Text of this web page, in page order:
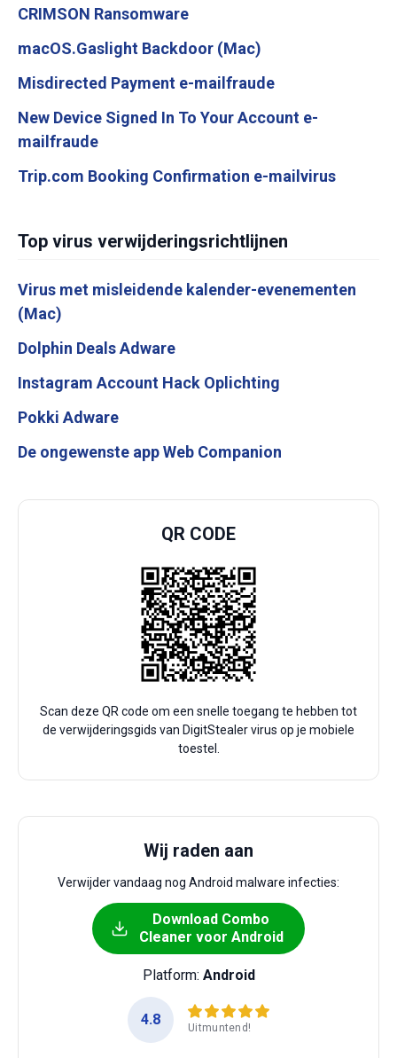
CRIMSON Ransomware
macOS.Gaslight Backdoor (Mac)
Misdirected Payment e-mailfraude
New Device Signed In To Your Account e-
mailfraude
Trip.com Booking Confirmation e-mailvirus
Top virus verwijderingsrichtlijnen
Virus met misleidende kalender-evenementen
(Mac)
Dolphin Deals Adware
Instagram Account Hack Oplichting
Pokki Adware
De ongewenste app Web Companion
QR CODE
Scan deze QR code om een snelle toegang te hebben tot
de verwijderingsgids van DigitStealer virus op je mobiele
toestel.
Wij raden aan
Verwijder vandaag nog Android malware infecties:
Download Combo
Cleaner voor Android
Platform: Android
4.8
Uitmuntend!